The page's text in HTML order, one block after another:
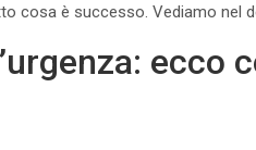
cosa è successo. Vediamo nel
ecco